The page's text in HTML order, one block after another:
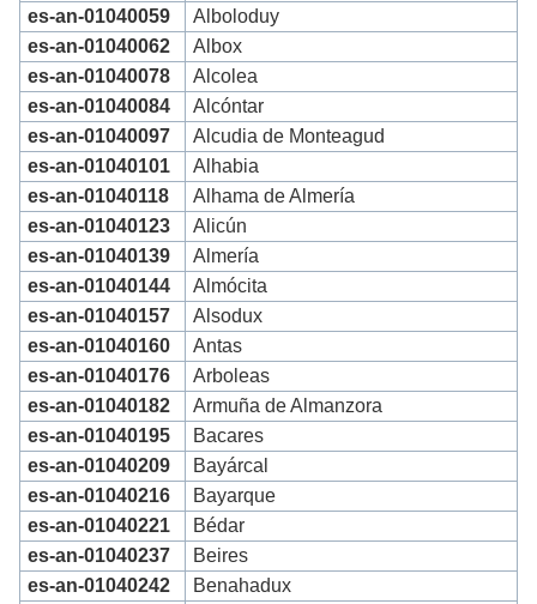
es-an-01040059
Alboloduy
es-an-01040062
Albox
es-an-01040078
Alcolea
es-an-01040084
Alcóntar
es-an-01040097
Alcudia de Monteagud
es-an-01040101
Alhabia
es-an-01040118
Alhama de Almería
es-an-01040123
Alicún
es-an-01040139
Almería
es-an-01040144
Almócita
es-an-01040157
Alsodux
es-an-01040160
Antas
es-an-01040176
Arboleas
es-an-01040182
Armuña de Almanzora
es-an-01040195
Bacares
es-an-01040209
Bayárcal
es-an-01040216
Bayarque
es-an-01040221
Bédar
es-an-01040237
Beires
es-an-01040242
Benahadux